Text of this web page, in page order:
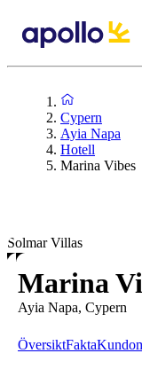
Cypern
Ayia Napa
Hotell
Marina Vibes
Solmar Villas
Marina
Ayia Napa, Cypern
ÖversiktFakta